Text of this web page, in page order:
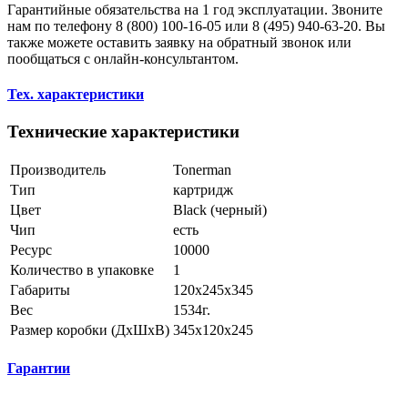
Гарантийные обязательства на 1 год эксплуатации. Звоните
нам по телефону 8 (800) 100-16-05 или 8 (495) 940-63-20. Вы
также можете оставить заявку на обратный звонок или
пообщаться с онлайн-консультантом.
Тех. характеристики
Технические характеристики
Производитель
Tonerman
Тип
картридж
Цвет
Black (черный)
Чип
есть
Ресурс
10000
Количество в упаковке
1
Габариты
120x245x345
Вес
1534г.
Размер коробки (ДхШхВ) 345х120х245
Гарантии